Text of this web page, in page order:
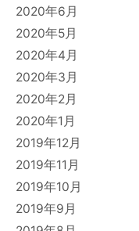
2020年6月
2020年5月
2020年4月
2020年3月
2020年2月
2020年1月
2019年12月
2019年11月
2019年10月
2019年9月